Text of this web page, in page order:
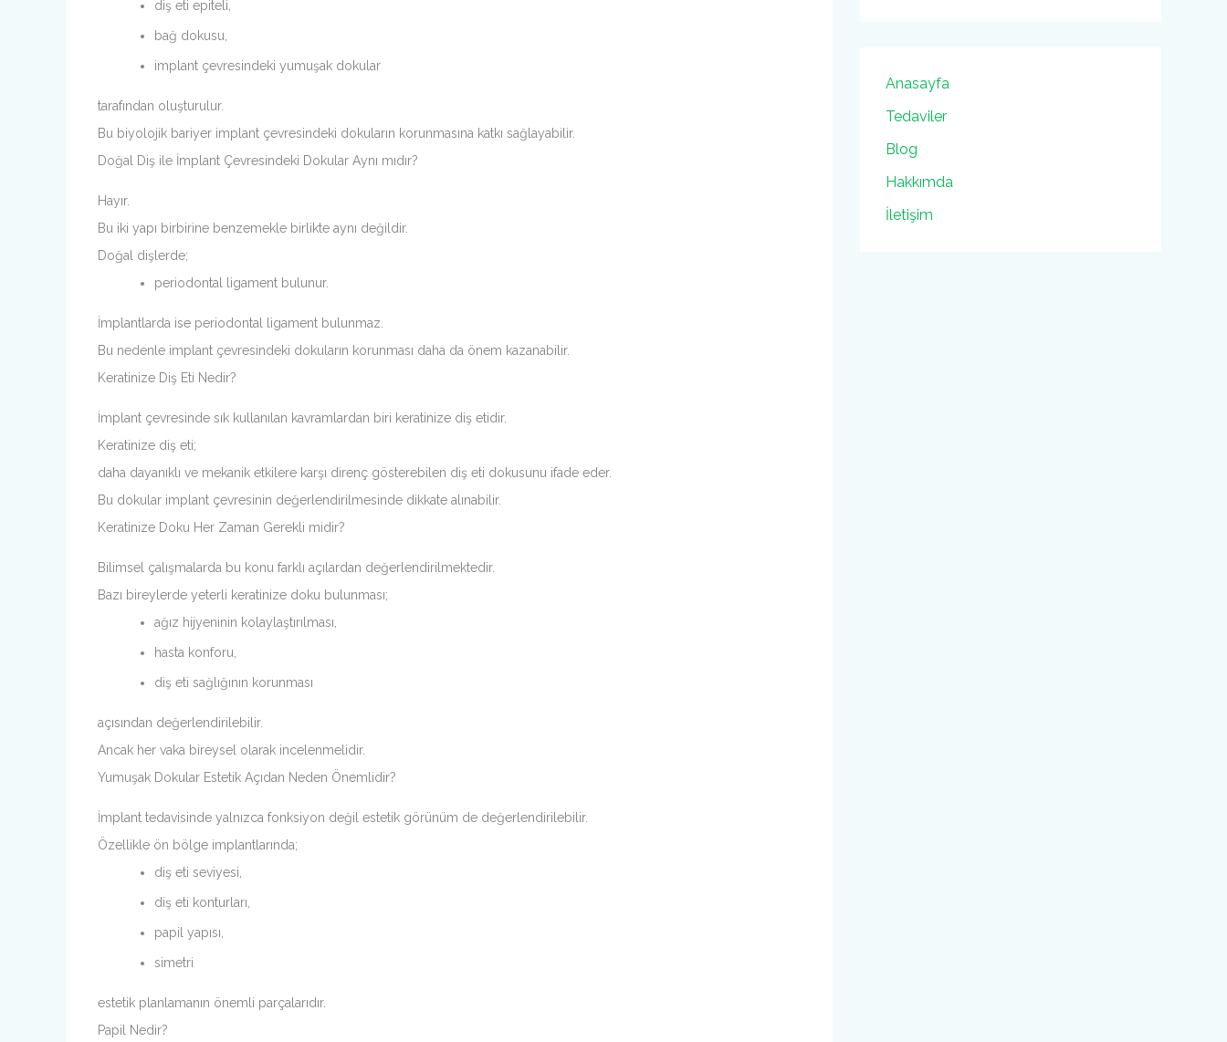
diş eti epiteli,
bağ dokusu,
implant çevresindeki yumuşak dokular
tarafından oluşturulur.
Bu biyolojik bariyer implant çevresindeki dokuların korunmasına katkı sağlayabilir.
Doğal Diş ile İmplant Çevresindeki Dokular Aynı mıdır?
Hayır.
Bu iki yapı birbirine benzemekle birlikte aynı değildir.
Doğal dişlerde;
periodontal ligament bulunur.
İmplantlarda ise periodontal ligament bulunmaz.
Bu nedenle implant çevresindeki dokuların korunması daha da önem kazanabilir.
Keratinize Diş Eti Nedir?
İmplant çevresinde sık kullanılan kavramlardan biri keratinize diş etidir.
Keratinize diş eti;
daha dayanıklı ve mekanik etkilere karşı direnç gösterebilen diş eti dokusunu ifade eder.
Bu dokular implant çevresinin değerlendirilmesinde dikkate alınabilir.
Keratinize Doku Her Zaman Gerekli midir?
Bilimsel çalışmalarda bu konu farklı açılardan değerlendirilmektedir.
Bazı bireylerde yeterli keratinize doku bulunması;
ağız hijyeninin kolaylaştırılması,
hasta konforu,
diş eti sağlığının korunması
açısından değerlendirilebilir.
Ancak her vaka bireysel olarak incelenmelidir.
Yumuşak Dokular Estetik Açıdan Neden Önemlidir?
İmplant tedavisinde yalnızca fonksiyon değil estetik görünüm de değerlendirilebilir.
Özellikle ön bölge implantlarında;
diş eti seviyesi,
diş eti konturları,
papil yapısı,
simetri
estetik planlamanın önemli parçalarıdır.
Papil Nedir?
Anasayfa
Tedaviler
Blog
Hakkımda
İletişim